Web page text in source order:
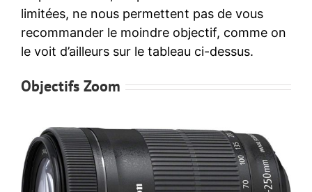
limitées, ne nous permettent pas de vous
recommander le moindre objectif, comme on
le voit d’ailleurs sur le tableau ci-dessus.
Objectifs Zoom